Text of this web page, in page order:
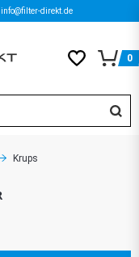
info@filter-direkt.de
0
Krups